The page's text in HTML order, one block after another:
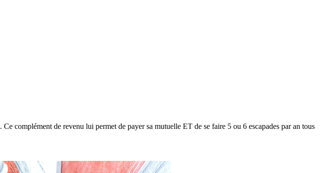
. Ce complément de revenu lui permet de payer sa mutuelle ET de se faire 5 ou 6 escapades par an tous